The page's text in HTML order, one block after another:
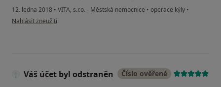
12. ledna 2018 • VITA, s.r.o. - Městská nemocnice • operace kýly •
podle názoru uživatele Váš účet byl odstraněn
Nahlásit zneužití
Váš účet byl odstraněn Číslo ověřené